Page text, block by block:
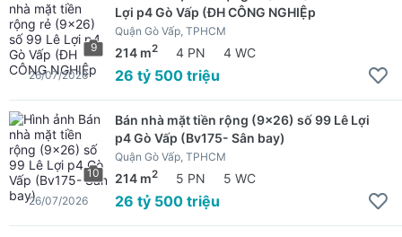
9
Lợi p4 Gò Vấp (ĐH CÔNG NGHIỆp
Quận Gò Vấp, TPHCM
214 m2 4 PN 4 WC
26 tỷ 500 triệu
26/07/2026
10
Bán nhà mặt tiền rộng (9x26) số 99 Lê Lợi
p4 Gò Vấp (Bv175- Sân bay)
Quận Gò Vấp, TPHCM
214 m2 5 PN 5 WC
26 tỷ 500 triệu
26/07/2026